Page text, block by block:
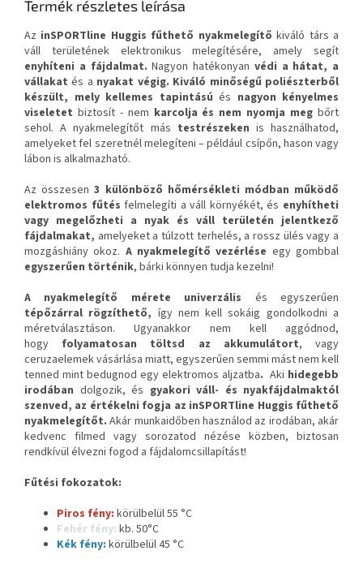
Termék részletes leírása
Az inSPORTline Huggis fűthető nyakmelegítő kiváló társ a
váll területének elektronikus melegítésére, amely segít
enyhíteni a fájdalmat. Nagyon hatékonyan védi a hátat, a
vállakat és a nyakat végig. Kiváló minőségű poliészterből
készült, mely kellemes tapintású és nagyon kényelmes
viseletet biztosít - nem karcolja és nem nyomja meg bőrt
sehol. A nyakmelegítőt más testrészeken is használhatod,
amelyeket fel szeretnél melegíteni – például csípőn, hason vagy
lábon is alkalmazható.
Az összesen3 különböző hőmérsékleti módban működő
elektromos fűtés felmelegíti a váll környékét, és enyhítheti
vagy megelőzheti a nyak és váll területén jelentkező
fájdalmakat, amelyeket a túlzott terhelés, a rossz ülés vagy a
mozgáshiány okoz. A nyakmelegítő vezérlése egy gombbal
egyszerűen történik, bárki könnyen tudja kezelni!
A nyakmelegítő mérete univerzális és egyszerűen
tépőzárral rögzíthető, így nem kell sokáig gondolkodni a
méretválasztáson. Ugyanakkor nem kell aggódnod,
hogy folyamatosan töltsd az akkumulátort, vagy
ceruzaelemek vásárlása miatt, egyszerűen semmi mást nem kell
tenned mint bedugnod egy elektromos aljzatba. Aki hidegebb
irodában dolgozik, és gyakori váll- és nyakfájdalmaktól
szenved, az értékelni fogja az inSPORTline Huggis fűthető
nyakmelegítőt. Akár munkaidőben használod az irodában, akár
kedvenc filmed vagy sorozatod nézése közben, biztosan
rendkívül élvezni fogod a fájdalomcsillapítást!
Fűtési fokozatok:
Piros fény: körülbelül 55 °C
Fehér fény: kb. 50°C
Kék fény: körülbelül 45 °C